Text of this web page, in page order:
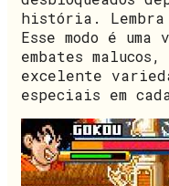
história.
Esse modo é
embates
excelente
especiais em